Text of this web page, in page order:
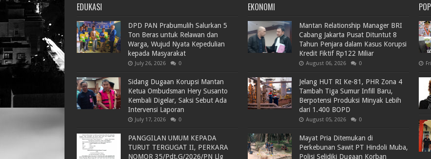
EDUKASI
DPD PAN Prabumulih Salurkan 5
Ton Beras untuk Relawan dan
Warga, Wujud Nyata Kepedulian
kepada Masyarakat
July 26, 2026 0
Sidang Dugaan Korupsi Mantan
Ketua Ombudsman Hery Susanto
Kembali Digelar, Saksi Sebut Ada
Intervensi Laporan
July 17, 2026 0
PANGGILAN UMUM KEPADA
TURUT TERGUGAT II, PERKARA
NOMOR 35/Pdt.G/2026/PN Llg
EKONOMI
Mantan Relationship Manager BRI
Cabang Jakarta Pusat Dituntut 8
Tahun Penjara dalam Kasus Korupsi
Kredit Fiktif Rp122 Miliar
August 06, 2026 0
Jelang HUT RI Ke-81, PHR Zona 4
Tambah Tiga Sumur Infill Baru,
Berpotensi Produksi Minyak Lebih
dari 1.400 BOPD
August 05, 2026 0
Mayat Pria Ditemukan di
Perkebunan Sawit PT Hindoli Muba,
Polisi Selidiki Dugaan Korban